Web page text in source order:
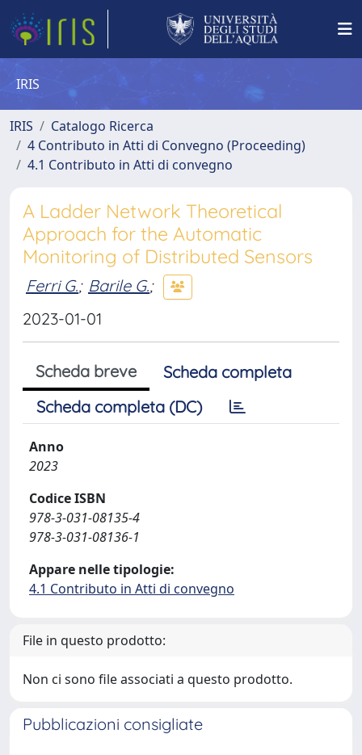
IRIS
IRIS
Catalogo Ricerca
4 Contributo in Atti di Convegno (Proceeding)
4.1 Contributo in Atti di convegno
A Ladder Network Theoretical
Approach for the Automatic
Monitoring of Distributed Sensors
Ferri G.; Barile G.;
2023-01-01
Scheda breve
Scheda completa
Scheda completa (DC)
Anno
2023
Codice ISBN
978-3-031-08135-4
978-3-031-08136-1
Appare nelle tipologie:
4.1 Contributo in Atti di convegno
File in questo prodotto:
Non ci sono file associati a questo prodotto.
Pubblicazioni consigliate